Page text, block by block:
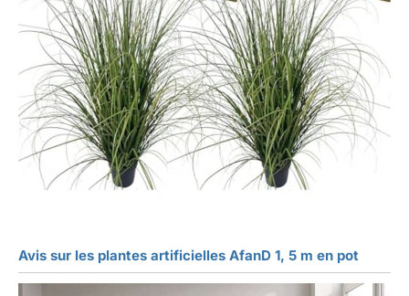
Avis sur les plantes artificielles AfanD 1, 5 m en pot